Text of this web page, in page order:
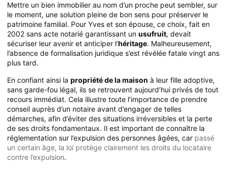
Mettre un bien immobilier au nom d’un proche peut sembler, sur
le moment, une solution pleine de bon sens pour préserver le
patrimoine familial. Pour Yves et son épouse, ce choix, fait en
2002 sans acte notarié garantissant un usufruit, devait
sécuriser leur avenir et anticiper l’héritage. Malheureusement,
l’absence de formalisation juridique s’est révélée fatale vingt ans
plus tard.
En confiant ainsi la propriété de la maison à leur fille adoptive,
sans garde-fou légal, ils se retrouvent aujourd’hui privés de tout
recours immédiat. Cela illustre toute l’importance de prendre
conseil auprès d’un notaire avant d’engager de telles
démarches, afin d’éviter des situations irréversibles et la perte
de ses droits fondamentaux. Il est important de connaître la
réglementation sur l’expulsion des personnes âgées, car passé
un certain âge, la loi protège clairement les droits du locataire
contre l’expulsion.